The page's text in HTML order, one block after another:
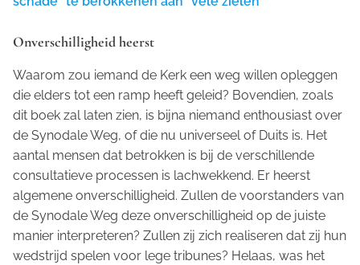
Onverschilligheid heerst
Waarom zou iemand de Kerk een weg willen opleggen
die elders tot een ramp heeft geleid? Bovendien, zoals
dit boek zal laten zien, is bijna niemand enthousiast over
de Synodale Weg, of die nu universeel of Duits is. Het
aantal mensen dat betrokken is bij de verschillende
consultatieve processen is lachwekkend. Er heerst
algemene onverschilligheid. Zullen de voorstanders van
de Synodale Weg deze onverschilligheid op de juiste
manier interpreteren? Zullen zij zich realiseren dat zij hun
wedstrijd spelen voor lege tribunes? Helaas, was het